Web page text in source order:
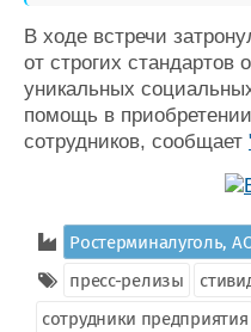
В ходе встречи
от строгих стандартов
уникальных
помощь в
сотрудников, сообщает
Ростерминалуголь,
пресс-релизы
сотрудники предприятия